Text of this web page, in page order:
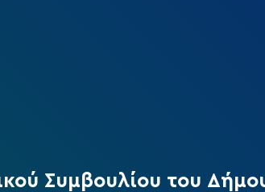
Συμβουλίου του